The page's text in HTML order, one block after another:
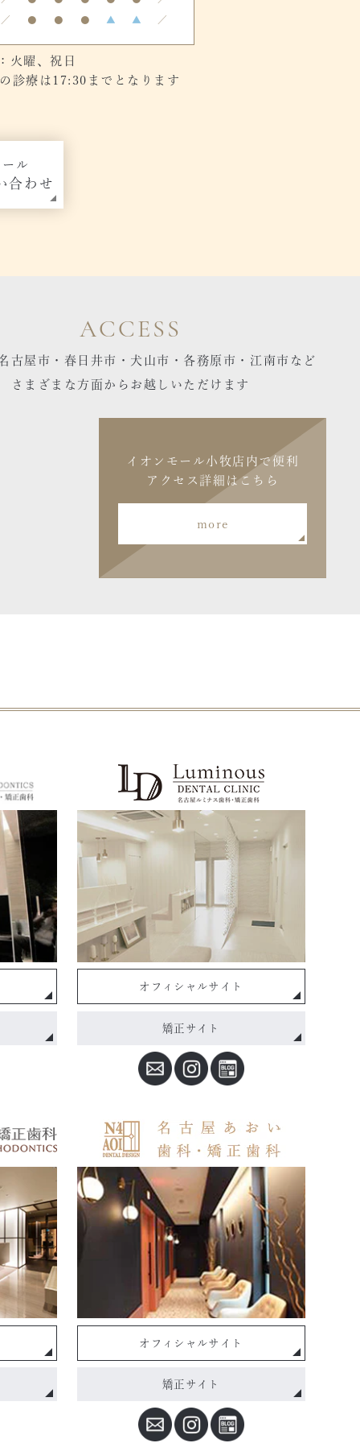
／ ● ● ● ▲ ▲ ／
火曜、祝日
診療は17:30までとなります
ール
合わせ
ACCESS
古屋市・春日井市・犬山市・各務原市・江南市など
さまざまな方面からお越しいただけます
イオンモール小牧店内で便利
アクセス詳細はこちら
more
オフィシャルサイト
矯正サイト
オフィシャルサイト
矯正サイト